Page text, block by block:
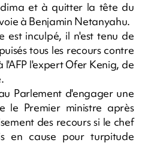
et à quitter la tête du
à Benjamin Netanyahu.
est inculpé, il n'est tenu de
tous les recours contre
l'expert Ofer Kenig, de
Parlement d'engager une
le Premier ministre après
des recours si le chef
en cause pour turpitude